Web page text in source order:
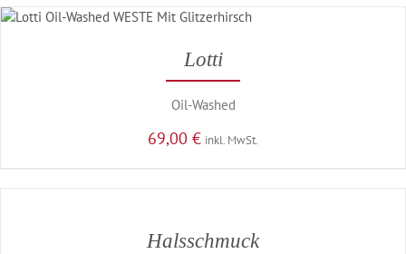
Lotti
Oil-Washed
69,00 € inkl. MwSt.
Halsschmuck